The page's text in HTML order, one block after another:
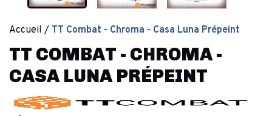
Accueil TT Combat - Chroma - Casa Luna Prépeint
TT COMBAT - CHROMA -
CASA LUNA PRÉPEINT